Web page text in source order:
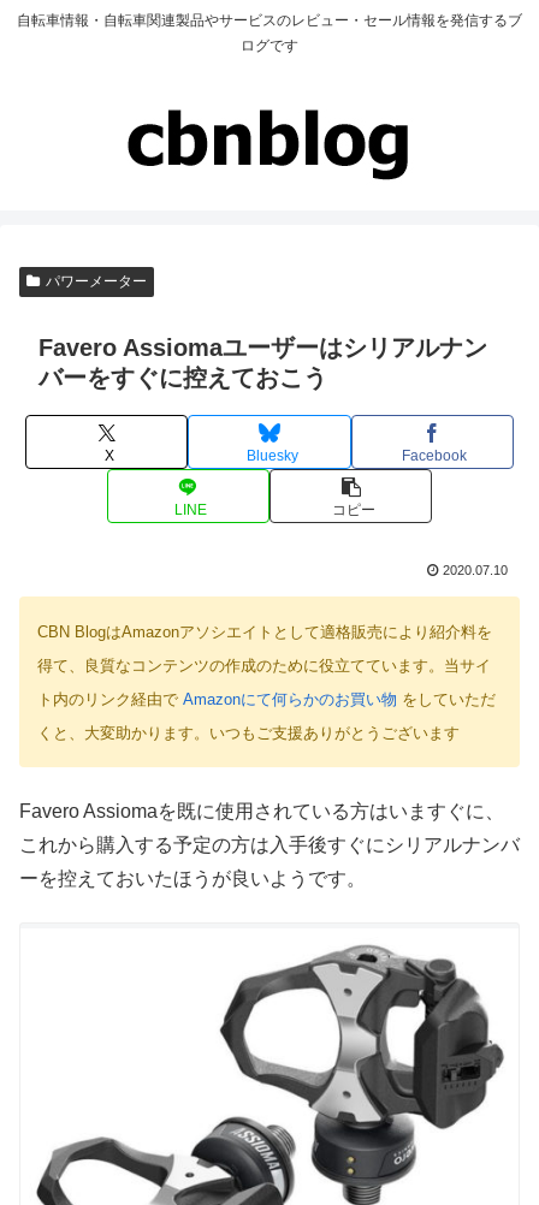
自転車情報・自転車関連製品やサービスのレビュー・セール情報を発信するブ
ログです
パワーメーター
Favero Assiomaユーザーはシリアルナン
バーをすぐに控えておこう
X Bluesky Facebook
LINE コピー
2020.07.10
CBN BlogはAmazonアソシエイトとして適格販売により紹介料を
得て、良質なコンテンツの作成のために役立てています。当サイ
ト内のリンク経由で Amazonにて何らかのお買い物 をしていただ
くと、大変助かります。いつもご支援ありがとうございます
Favero Assiomaを既に使用されている方はいますぐに、
これから購入する予定の方は入手後すぐにシリアルナンバ
ーを控えておいたほうが良いようです。